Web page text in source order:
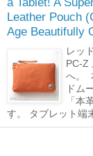
Leather Pouch
Age Beautifully
レッ
PC-Z
へ。
ドム
「本
す。 タブレット端